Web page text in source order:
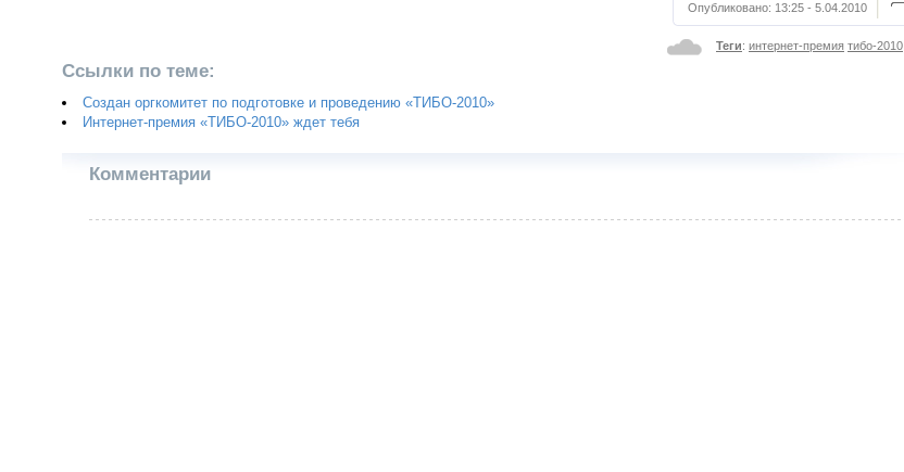
Опубликовано: 13:25 - 5.04.2010
Теги: интернет-премия тибо-2010
Ссылки по теме:
Создан оргкомитет по подготовке и проведению «ТИБО-2010»
Интернет-премия «ТИБО-2010» ждет тебя
Комментарии